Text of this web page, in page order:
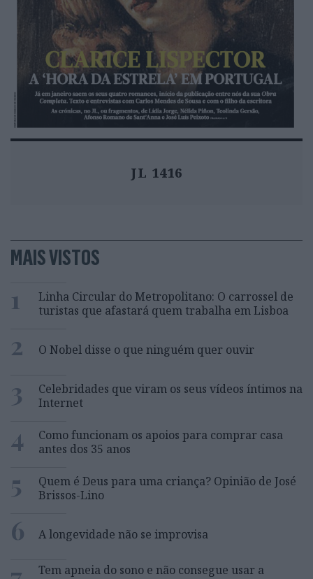
JL 1416
MAIS VISTOS
1
Linha Circular do Metropolitano: O carrossel de
turistas que afastará quem trabalha em Lisboa
2 O Nobel disse o que ninguém quer ouvir
3
Celebridades que viram os seus vídeos íntimos na
Internet
4
Como funcionam os apoios para comprar casa
antes dos 35 anos
5
Quem é Deus para uma criança? Opinião de José
Brissos-Lino
6 A longevidade não se improvisa
Tem apneia do sono e não consegue usar a